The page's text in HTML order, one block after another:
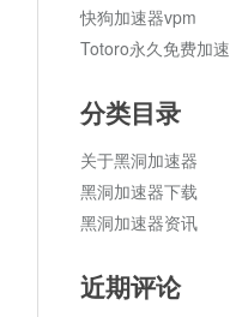
快狗加速器vpm
Totoro永久免费加速
分类目录
关于黑洞加速器
黑洞加速器下载
黑洞加速器资讯
近期评论